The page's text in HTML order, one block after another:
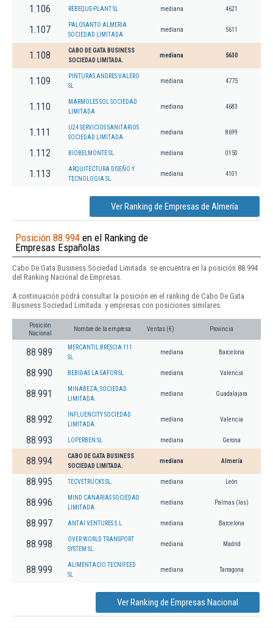
1.106 REBEQUE-PLANT SL mediana 4621
1.107
PALOSANTO ALMERIA
SOCIEDAD LIMITADA.
mediana 5611
1.108
CABO DE GATA BUSINESS
SOCIEDAD LIMITADA.
mediana 5630
1.109
PINTURAS ANDRES VALERO
SL
mediana 4775
1.110
MARMOLES SOL SOCIEDAD
LIMITADA
mediana 4683
1.111
U24 SERVICIOS SANITARIOS
SOCIEDAD LIMITADA.
mediana 8699
1.112 BIOBELMONTE SL. mediana 0150
1.113
ARQUITECTURA DISEÑO Y
TECNOLOGIA SL.
mediana 4101
Ver Ranking de Empresas de Almería
Posición 88.994 en el Ranking de
Empresas Españolas
Cabo De Gata Business Sociedad Limitada. se encuentra en la posición 88.994
del Ranking Nacional de Empresas.
A continuación podrá consultar la posición en el ranking de Cabo De Gata
Business Sociedad Limitada. y empresas con posiciones similares:
Posición
Nacional
Nombre de la empresa Ventas (€) Provincia
88.989
MERCANTIL BRESCIA 111
SL.
mediana Barcelona
88.990 BEBIDAS LA SAFOR SL mediana Valencia
88.991
MINABEZA, SOCIEDAD
LIMITADA.
mediana Guadalajara
88.992
INFLUENCITY SOCIEDAD
LIMITADA.
mediana Valencia
88.993 LOPERBEN SL mediana Gerona
88.994
CABO DE GATA BUSINESS
SOCIEDAD LIMITADA.
mediana Almería
88.995 TECVETRUCKS SL. mediana León
88.996
MIND CANARIAS SOCIEDAD
LIMITADA.
mediana Palmas (las)
88.997 ANTAI VENTURES S.L. mediana Barcelona
88.998
OVER WORLD TRANSPORT
SYSTEM SL.
mediana Madrid
88.999
ALIMENTACIO TECNIFEED
SL
mediana Tarragona
Ver Ranking de Empresas Nacional